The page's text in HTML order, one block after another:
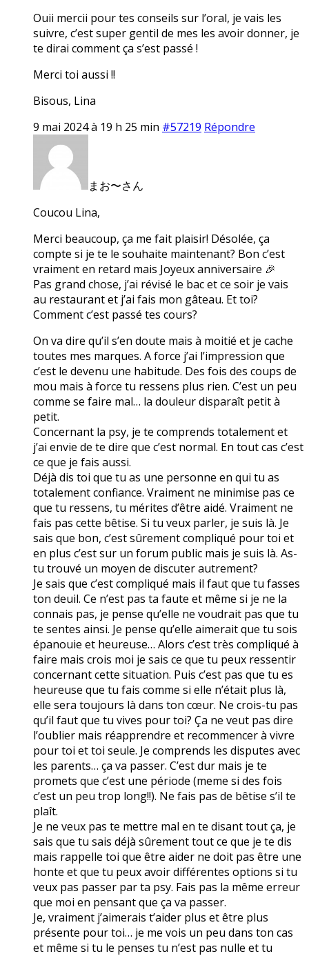
Ouii mercii pour tes conseils sur l’oral, je vais les
suivre, c’est super gentil de mes les avoir donner, je
te dirai comment ça s’est passé !
Merci toi aussi !!
Bisous, Lina
9 mai 2024 à 19 h 25 min #57219 Répondre
まお〜さん
Coucou Lina,
Merci beaucoup, ça me fait plaisir! Désolée, ça
compte si je te le souhaite maintenant? Bon c’est
vraiment en retard mais Joyeux anniversaire 🎉
Pas grand chose, j’ai révisé le bac et ce soir je vais
au restaurant et j’ai fais mon gâteau. Et toi?
Comment c’est passé tes cours?
On va dire qu’il s’en doute mais à moitié et je cache
toutes mes marques. A force j’ai l’impression que
c’est le devenu une habitude. Des fois des coups de
mou mais à force tu ressens plus rien. C’est un peu
comme se faire mal… la douleur disparaît petit à
petit.
Concernant la psy, je te comprends totalement et
j’ai envie de te dire que c’est normal. En tout cas c’est
ce que je fais aussi.
Déjà dis toi que tu as une personne en qui tu as
totalement confiance. Vraiment ne minimise pas ce
que tu ressens, tu mérites d’être aidé. Vraiment ne
fais pas cette bêtise. Si tu veux parler, je suis là. Je
sais que bon, c’est sûrement compliqué pour toi et
en plus c’est sur un forum public mais je suis là. As-
tu trouvé un moyen de discuter autrement?
Je sais que c’est compliqué mais il faut que tu fasses
ton deuil. Ce n’est pas ta faute et même si je ne la
connais pas, je pense qu’elle ne voudrait pas que tu
te sentes ainsi. Je pense qu’elle aimerait que tu sois
épanouie et heureuse… Alors c’est très compliqué à
faire mais crois moi je sais ce que tu peux ressentir
concernant cette situation. Puis c’est pas que tu es
heureuse que tu fais comme si elle n’était plus là,
elle sera toujours là dans ton cœur. Ne crois-tu pas
qu’il faut que tu vives pour toi? Ça ne veut pas dire
l’oublier mais réapprendre et recommencer à vivre
pour toi et toi seule. Je comprends les disputes avec
les parents… ça va passer. C’est dur mais je te
promets que c’est une période (meme si des fois
c’est un peu trop long!!). Ne fais pas de bêtise s’il te
plaît.
Je ne veux pas te mettre mal en te disant tout ça, je
sais que tu sais déjà sûrement tout ce que je te dis
mais rappelle toi que être aider ne doit pas être une
honte et que tu peux avoir différentes options si tu
veux pas passer par ta psy. Fais pas la même erreur
que moi en pensant que ça va passer.
Je, vraiment j’aimerais t’aider plus et être plus
présente pour toi… je me vois un peu dans ton cas
et même si tu le penses tu n’est pas nulle et tu